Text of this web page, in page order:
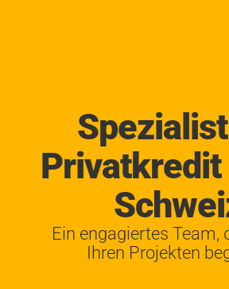
Privatkredit
Ein engagiertes Team,
Ihren Projekten